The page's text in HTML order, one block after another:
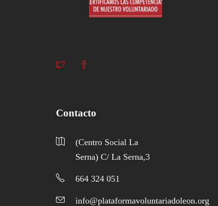
Contacto
(Centro Social La
Serna) C/ La Serna,3
664 324 051
info@plataformavoluntariadoleon.org